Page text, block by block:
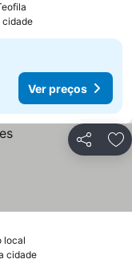
cidade
Ver preços
Partilhar
local
cidade